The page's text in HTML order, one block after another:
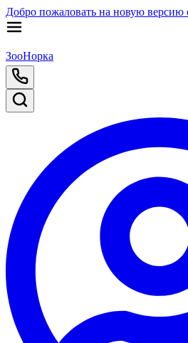
Добро пожаловать на новую версию
ЗооНорка